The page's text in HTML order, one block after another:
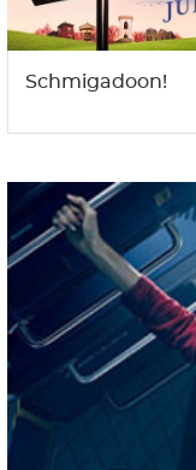
Schmigadoon!